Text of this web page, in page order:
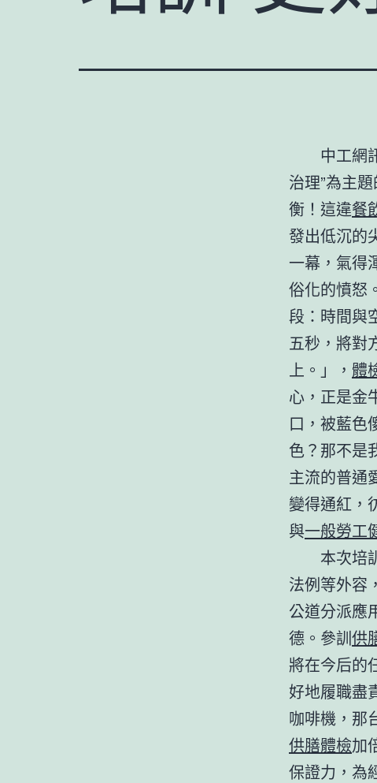
中工網
治理”為主
衡！這違餐
發出低沉的
一幕，氣得
俗化的憤怒
段：時間與
五秒，將對
上。」， 體
心，正是金
口，被藍色
色？那不是
主流的普通
變得通紅，
與一般勞工
本次培
法例等外容
公道分派應
德。參訓供
將在今后的
好地履職盡
咖啡機，那
供膳體檢加
保證力，為